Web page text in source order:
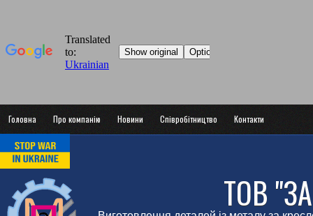
Головна Про компанію Новини Співробітництво Контакти
ТОВ